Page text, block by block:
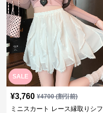
SALE
¥3,760 ¥4700(割引前)
ミニスカート レース縁取りシフ